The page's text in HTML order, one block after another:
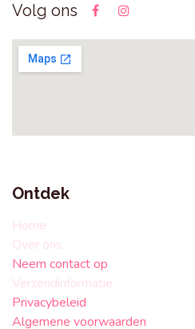
Volg ons
Ontdek
Home
Over ons
Neem contact op
Verzendinformatie
Privacybeleid
Algemene voorwaarden